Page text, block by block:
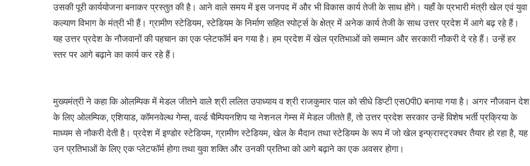
उसकी पूरी कार्ययोजना बनाकर प्रस्तुत की है। आने वाले समय में इस जनपद में और भी विकास कार्य तेजी के साथ होंगे। यहाँ के प्रभारी मंत्री खेल एवं युवा
कल्याण विभाग के मंत्री भी हैं। ग्रामीण स्टेडियम, स्टेडियम के निर्माण सहित स्पोर्ट्स के क्षेत्र में अनेक कार्य तेजी के साथ उत्तर प्रदेश में आगे बढ़ रहे हैं।
यह उत्तर प्रदेश के नौजवानों की पहचान का एक प्लेटफॉर्म बन गया है। हम प्रदेश में खेल प्रतिभाओं को सम्मान और सरकारी नौकरी दे रहे हैं। उन्हें हर
स्तर पर आगे बढ़ाने का कार्य कर रहे हैं।
मुख्यमंत्री ने कहा कि ओलम्पिक में मेडल जीतने वाले श्री ललित उपाध्याय व श्री राजकुमार पाल को सीधे डिप्टी एस0पी0 बनाया गया है। अगर नौजवान देश
के लिए ओलम्पिक, एशियाड, कॉमनवेल्थ गेम्स, वर्ल्ड चैम्पियनशिप या नेशनल गेम्स में मेडल जीतते हैं, तो उत्तर प्रदेश सरकार उन्हें विशेष भर्ती प्रक्रिया के
माध्यम से नौकरी देती है। प्रदेश में इण्डोर स्टेडियम, ग्रामीण स्टेडियम, खेल के मैदान तथा स्टेडियम के रूप में जो खेल इन्फ्रास्ट्रक्चर तैयार हो रहा है, यह
उन प्रतिभाओं के लिए एक प्लेटफॉर्म होगा तथा युवा शक्ति और उनकी प्रतिभा को आगे बढ़ाने का एक अवसर होगा।